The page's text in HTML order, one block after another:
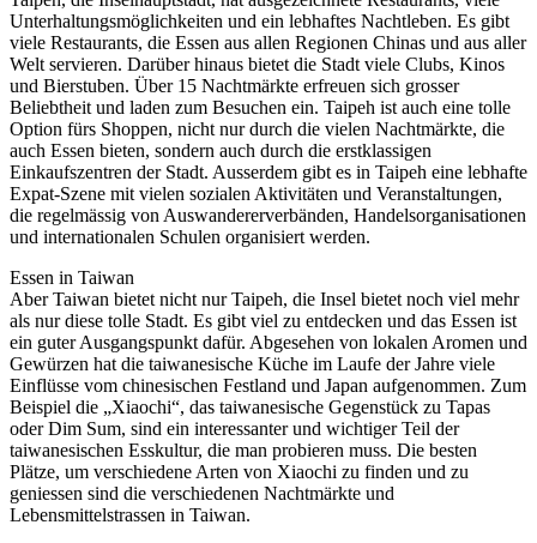
Unterhaltungsmöglichkeiten und ein lebhaftes Nachtleben. Es gibt
viele Restaurants, die Essen aus allen Regionen Chinas und aus aller
Welt servieren. Darüber hinaus bietet die Stadt viele Clubs, Kinos
und Bierstuben. Über 15 Nachtmärkte erfreuen sich grosser
Beliebtheit und laden zum Besuchen ein. Taipeh ist auch eine tolle
Option fürs Shoppen, nicht nur durch die vielen Nachtmärkte, die
auch Essen bieten, sondern auch durch die erstklassigen
Einkaufszentren der Stadt. Ausserdem gibt es in Taipeh eine lebhafte
Expat-Szene mit vielen sozialen Aktivitäten und Veranstaltungen,
die regelmässig von Auswandererverbänden, Handelsorganisationen
und internationalen Schulen organisiert werden.
Essen in Taiwan
Aber Taiwan bietet nicht nur Taipeh, die Insel bietet noch viel mehr
als nur diese tolle Stadt. Es gibt viel zu entdecken und das Essen ist
ein guter Ausgangspunkt dafür. Abgesehen von lokalen Aromen und
Gewürzen hat die taiwanesische Küche im Laufe der Jahre viele
Einflüsse vom chinesischen Festland und Japan aufgenommen. Zum
Beispiel die „Xiaochi“, das taiwanesische Gegenstück zu Tapas
oder Dim Sum, sind ein interessanter und wichtiger Teil der
taiwanesischen Esskultur, die man probieren muss. Die besten
Plätze, um verschiedene Arten von Xiaochi zu finden und zu
geniessen sind die verschiedenen Nachtmärkte und
Lebensmittelstrassen in Taiwan.